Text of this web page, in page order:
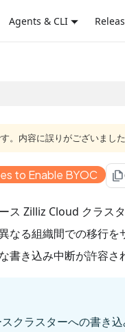
Agents & CLI
。内容に誤りがございまし
to Enable BYOC file_copy
ス Zilliz Cloud クラス
なる組織間での移行
き込み中断が許容さ
クラスターへの書き